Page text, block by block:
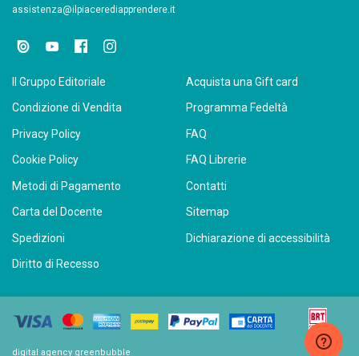
assistenza@ilpiacerediapprendere.it
Il Gruppo Editoriale
Condizione di Vendita
Privacy Policy
Cookie Policy
Metodi di Pagamento
Carta del Docente
Spedizioni
Diritto di Recesso
Acquista una Gift card
Programma Fedeltà
FAQ
FAQ Librerie
Contatti
Sitemap
Dichiarazione di accessibilità
digital agency greenbubble